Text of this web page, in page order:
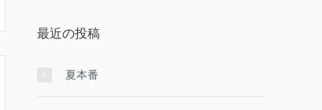
最近の投稿
夏本番